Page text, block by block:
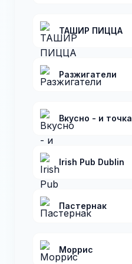
ТАШИР ПИЦЦА
Разжигатели
Вкусно - и точка
Irish Pub Dublin
Пастернак
Моррис